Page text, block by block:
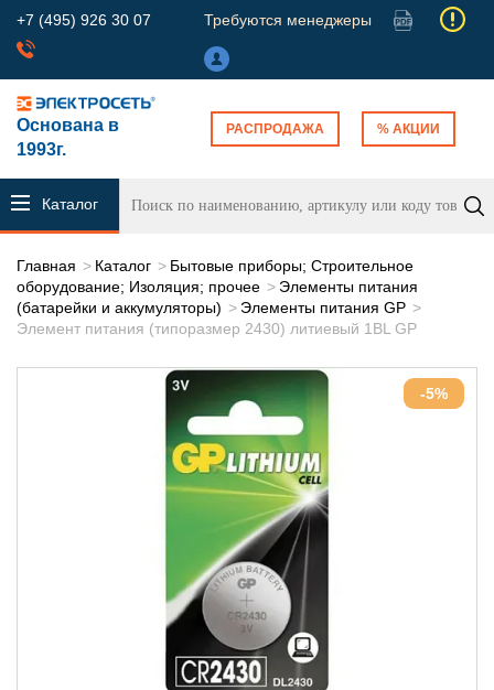
+7 (495) 926 30 07 Требуются менеджеры
Основана в
1993г.
РАСПРОДАЖА % АКЦИИ
Каталог
Главная Каталог
Бытовые приборы; Строительное
оборудование; Изоляция; прочее
Элементы питания
(батарейки и аккумуляторы)
Элементы питания GP
Элемент питания (типоразмер 2430) литиевый 1BL GP
-5%